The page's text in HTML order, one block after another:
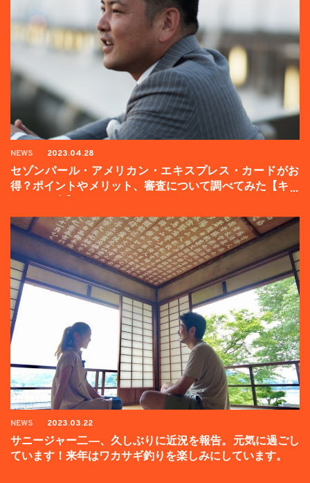
NEWS 2023.04.28
セゾンパール・アメリカン・エキスプレス・カードがお
得？ポイントやメリット、審査について調べてみた【キャ
NEWS 2023.03.22
サニージャー二―、久しぶりに近況を報告。元気に過ごし
ています！来年はワカサギ釣りを楽しみにしています。